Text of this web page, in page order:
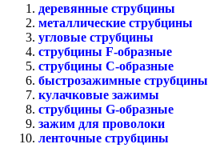
деревянные струбцины
металлические струбцины
угловые струбцины
струбцины F-образные
струбцины С-образные
быстрозажимные струбцины
кулачковые зажимы
струбцины G-образные
зажим для проволоки
ленточные струбцины